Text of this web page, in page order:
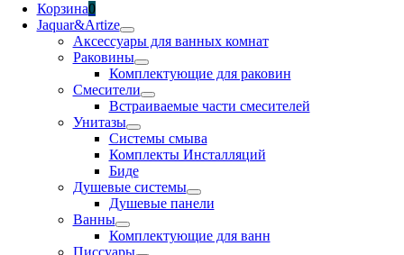
Корзина0
Jaquar&Artize
Аксессуары для ванных комнат
Раковины
Комплектующие для раковин
Смесители
Встраиваемые части смесителей
Унитазы
Системы смыва
Комплекты Инсталляций
Биде
Душевые системы
Душевые панели
Ванны
Комплектующие для ванн
Писсуары